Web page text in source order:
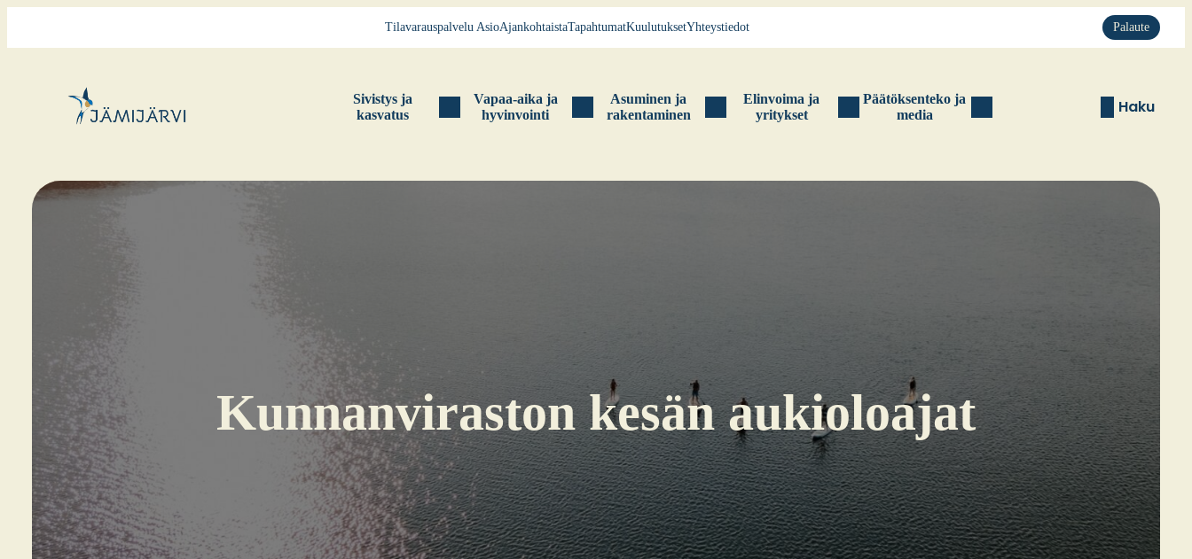
Tila­va­raus­pal­ve­lu AsioAjan­koh­tais­taTapah­tu­matKuu­lu­tuk­setYhteys­tie­dot Palaute
Sivis­tys ja
kas­va­tus
Vapaa-aika ja
hyvin­voin­ti
Asu­mi­nen ja
raken­ta­mi­nen
Elin­voi­ma ja
yri­tyk­set
Pää­tök­sen­te­ko ja
media
Haku
Kun­nan­vi­ras­ton kesän aukio­loa­jat